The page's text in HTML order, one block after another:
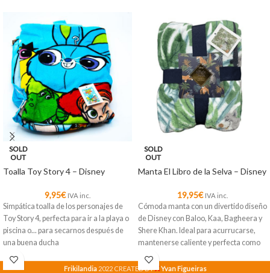
SOLD
OUT
Toalla Toy Story 4 – Disney
9,95€ IVA inc.
Simpática toalla de los personajes de
Toy Story 4, perfecta para ir a la playa o
piscina o... para secarnos después de
una buena ducha
SOLD
OUT
Manta El Libro de la Selva – Disney
19,95€ IVA inc.
Cómoda manta con un divertido diseño
de Disney con Baloo, Kaa, Bagheera y
Shere Khan. Ideal para acurrucarse,
mantenerse caliente y perfecta como
decoración.
Frikilandia 2022 CREATED BYXYvan Figueiras